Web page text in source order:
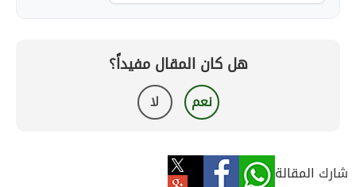
هل كان المقال مفيداً؟
نعم لا
شارك المقالة